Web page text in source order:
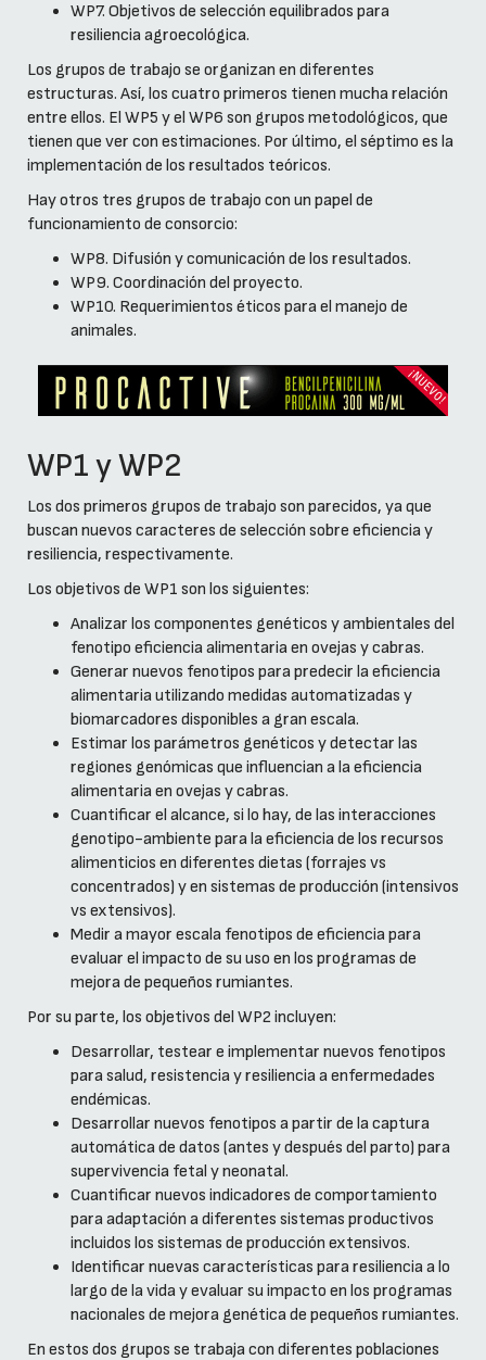
WP7. Objetivos de selección equilibrados para
resiliencia agroecológica.
Los grupos de trabajo se organizan en diferentes
estructuras. Así, los cuatro primeros tienen mucha relación
entre ellos. El WP5 y el WP6 son grupos metodológicos, que
tienen que ver con estimaciones. Por último, el séptimo es la
implementación de los resultados teóricos.
Hay otros tres grupos de trabajo con un papel de
funcionamiento de consorcio:
WP8. Difusión y comunicación de los resultados.
WP9. Coordinación del proyecto.
WP10. Requerimientos éticos para el manejo de
animales.
WP1 y WP2
Los dos primeros grupos de trabajo son parecidos, ya que
buscan nuevos caracteres de selección sobre eficiencia y
resiliencia, respectivamente.
Los objetivos de WP1 son los siguientes:
Analizar los componentes genéticos y ambientales del
fenotipo eficiencia alimentaria en ovejas y cabras.
Generar nuevos fenotipos para predecir la eficiencia
alimentaria utilizando medidas automatizadas y
biomarcadores disponibles a gran escala.
Estimar los parámetros genéticos y detectar las
regiones genómicas que influencian a la eficiencia
alimentaria en ovejas y cabras.
Cuantificar el alcance, si lo hay, de las interacciones
genotipo-ambiente para la eficiencia de los recursos
alimenticios en diferentes dietas (forrajes vs
concentrados) y en sistemas de producción (intensivos
vs extensivos).
Medir a mayor escala fenotipos de eficiencia para
evaluar el impacto de su uso en los programas de
mejora de pequeños rumiantes.
Por su parte, los objetivos del WP2 incluyen:
Desarrollar, testear e implementar nuevos fenotipos
para salud, resistencia y resiliencia a enfermedades
endémicas.
Desarrollar nuevos fenotipos a partir de la captura
automática de datos (antes y después del parto) para
supervivencia fetal y neonatal.
Cuantificar nuevos indicadores de comportamiento
para adaptación a diferentes sistemas productivos
incluidos los sistemas de producción extensivos.
Identificar nuevas características para resiliencia a lo
largo de la vida y evaluar su impacto en los programas
nacionales de mejora genética de pequeños rumiantes.
En estos dos grupos se trabaja con diferentes poblaciones